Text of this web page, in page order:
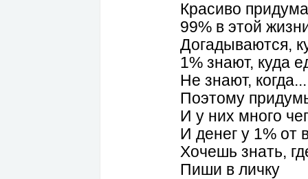
Красиво
99% в этой
Догадываются,
1% знают, куда
Не знают, когда...
Поэтому
И у них много
И денег у 1% от
Хочешь знать,
Пиши в личку